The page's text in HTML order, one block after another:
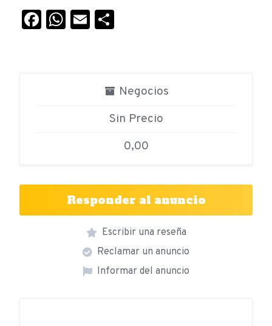
Facebook
WhatsApp
Email
Negocios
Sin Precio
0,00
Responder al anuncio
Escribir una reseña
Reclamar un anuncio
Informar del anuncio